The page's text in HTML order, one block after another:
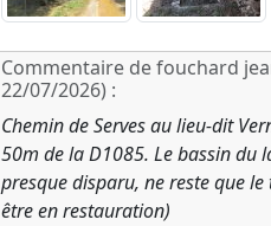
Commentaire de fouchard
22/07/2026) :
Chemin de Serves au lieu-dit
50m de la D1085. Le bassin du
presque disparu, ne reste que
être en restauration)